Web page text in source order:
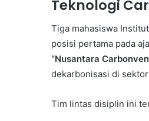
Teknologi
Tiga mahasiswa
posisi pertama pada
“Nusantara
dekarbonisasi di
Tim lintas disiplin ini